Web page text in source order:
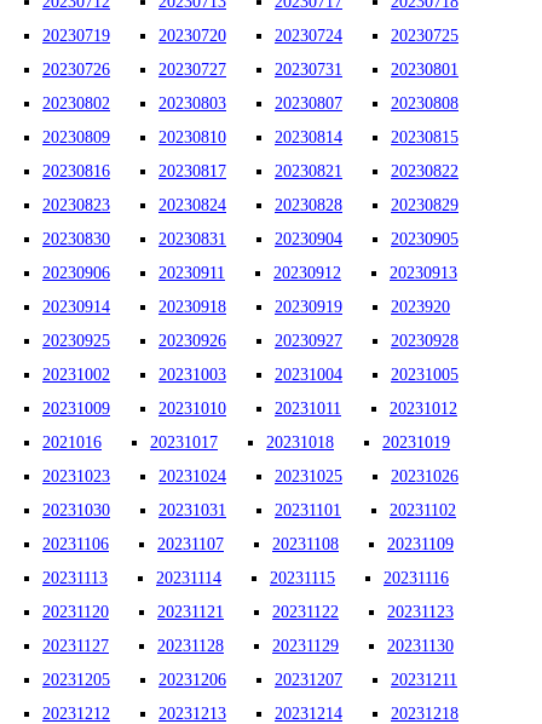
20230719
20230720 20230724
20230725
20230726
20230727 20230731
20230801
20230802
20230803 20230807
20230808
20230809
20230810 20230814
20230815
20230816
20230817 20230821
20230822
20230823
20230824 20230828
20230829
20230830
20230831 20230904
20230905
20230906
20230911 20230912
20230913
20230914
20230918 20230919
2023920
20230925
20230926 20230927
20230928
20231002
20231003 20231004
20231005
20231009
20231010 20231011
20231012
2021016
20231017 20231018
20231019
20231023
20231024 20231025
20231026
20231030
20231031 20231101
20231102
20231106
20231107 20231108
20231109
20231113
20231114 20231115
20231116
20231120
20231121 20231122
20231123
20231127
20231128 20231129
20231130
20231205
20231206 20231207
20231211
20231212
20231213 20231214
20231218